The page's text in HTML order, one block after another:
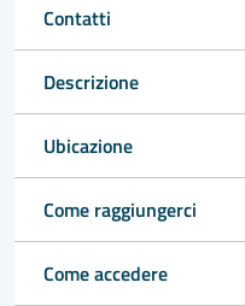
Contatti
Descrizione
Ubicazione
Come raggiungerci
Come accedere